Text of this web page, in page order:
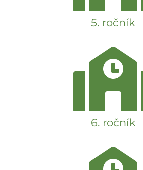
5. ročník
6. ročník